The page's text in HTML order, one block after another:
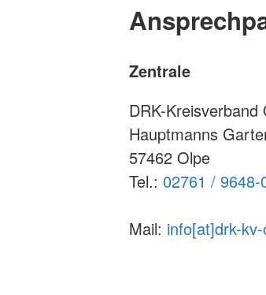
Zentrale
DRK-Kreisverband
Hauptmanns
57462 Olpe
Tel.: 02761 / 9648-
Mail: info[at]drk-